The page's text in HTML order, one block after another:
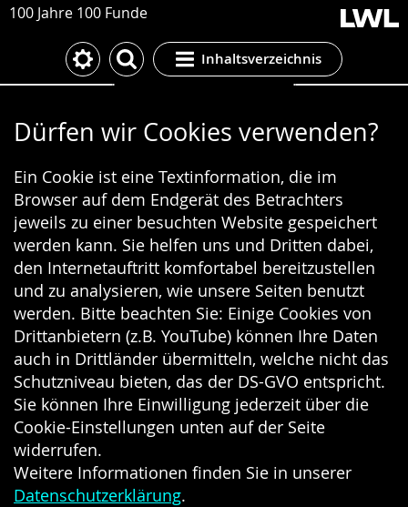
100 Jahre 100 Funde
Inhaltsverzeichnis
Cookie-Einstellungen
Dürfen wir Cookies verwenden?
Ein Cookie ist eine Textinformation, die im
Browser auf dem Endgerät des Betrachters
jeweils zu einer besuchten Website gespeichert
werden kann. Sie helfen uns und Dritten dabei,
den Internetauftritt komfortabel bereitzustellen
und zu analysieren, wie unsere Seiten benutzt
werden. Bitte beachten Sie: Einige Cookies von
Drittanbietern (z.B. YouTube) können Ihre Daten
auch in Drittländer übermitteln, welche nicht das
Schutzniveau bieten, das der DS-GVO entspricht.
Sie können Ihre Einwilligung jederzeit über die
Cookie-Einstellungen unten auf der Seite
widerrufen.
Weitere Informationen finden Sie in unserer
Datenschutzerklärung.